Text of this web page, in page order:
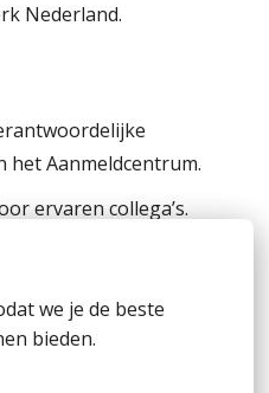
we je de beste
bieden.
Nederland.
Aanmeldcentrum.
ervaren collega’s.
betrokken en
bij VluchtelingenWerk